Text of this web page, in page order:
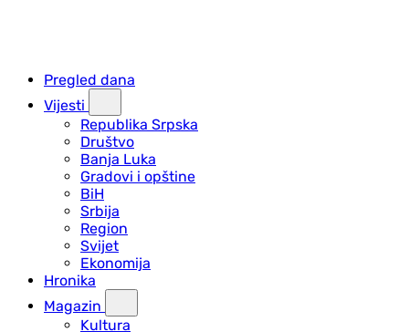
Pregled dana
Vijesti
Republika Srpska
Društvo
Banja Luka
Gradovi i opštine
BiH
Srbija
Region
Svijet
Ekonomija
Hronika
Magazin
Kultura